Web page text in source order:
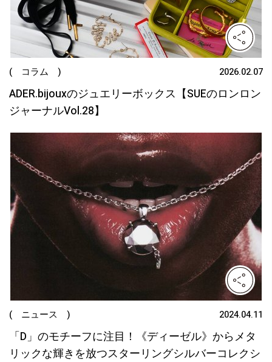
( コラム ) 2026.02.07
ADER.bijouxのジュエリーボックス【SUEのロンロン
ジャーナルVol.28】
( ニュース ) 2024.04.11
「D」のモチーフに注目！《ディーゼル》からメタ
リックな輝きを放つスターリングシルバーコレクシ